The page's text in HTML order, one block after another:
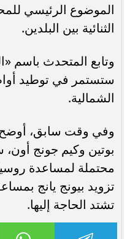
الموضوع الرئيسي
الثنائية بين البلدين.
وتابع المتحدث باسم
ستستمر في توطيد
الشمالية.
وفي وقت سابق، أوضح
بوتين وكيم جونج
محتملة لمساعدة
تزويد بيونج يانج
تشتد الحاجة إليها.